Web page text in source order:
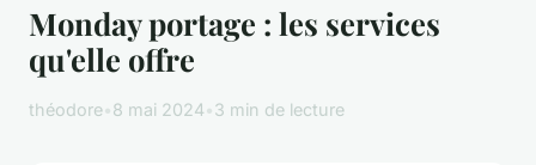
Monday portage : les services
qu'elle offre
théodore•8 mai 2024•3 min de lecture